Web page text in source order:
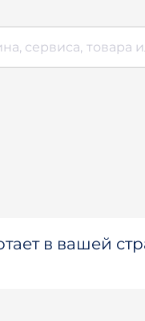
в вашей